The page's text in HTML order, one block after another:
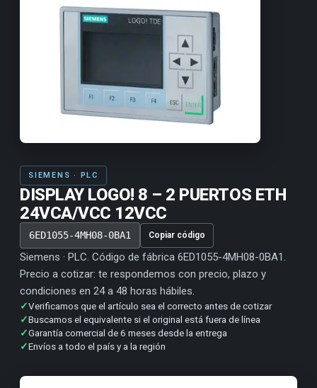
SIEMENS · PLC
DISPLAY LOGO! 8 – 2 PUERTOS ETH
24VCA/VCC 12VCC
6ED1055-4MH08-0BA1 Copiar código
Siemens · PLC. Código de fábrica 6ED1055-4MH08-0BA1.
Precio a cotizar: te respondemos con precio, plazo y
condiciones en 24 a 48 horas hábiles.
✓Verificamos que el artículo sea el correcto antes de cotizar
✓Buscamos el equivalente si el original está fuera de línea
✓Garantía comercial de 6 meses desde la entrega
✓Envíos a todo el país y a la región